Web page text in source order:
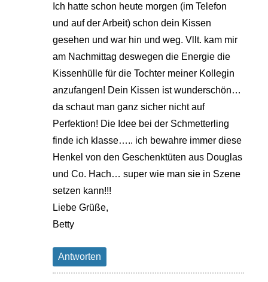
Ich hatte schon heute morgen (im Telefon
und auf der Arbeit) schon dein Kissen
gesehen und war hin und weg. Vllt. kam mir
am Nachmittag deswegen die Energie die
Kissenhülle für die Tochter meiner Kollegin
anzufangen! Dein Kissen ist wunderschön…
da schaut man ganz sicher nicht auf
Perfektion! Die Idee bei der Schmetterling
finde ich klasse….. ich bewahre immer diese
Henkel von den Geschenktüten aus Douglas
und Co. Hach… super wie man sie in Szene
setzen kann!!!
Liebe Grüße,
Betty
Antworten